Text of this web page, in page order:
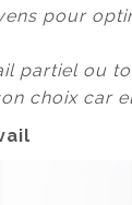
pour
partiel ou
choix